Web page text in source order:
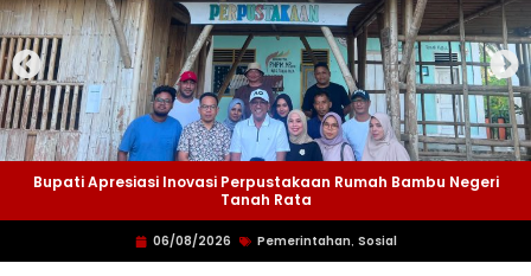
Bupati Apresiasi Inovasi Perpustakaan Rumah Bambu Negeri
Tanah Rata
06/08/2026 Pemerintahan, Sosial